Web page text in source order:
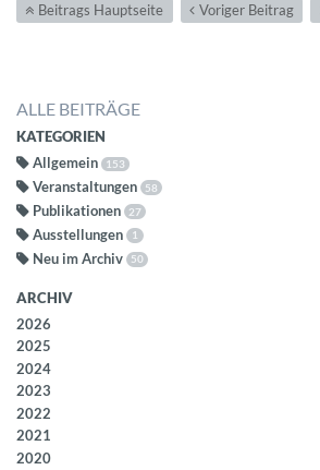
Beitrags Hauptseite Voriger Beitrag
ALLE BEITRÄGE
KATEGORIEN
Allgemein 153
Veranstaltungen 58
Publikationen 27
Ausstellungen 1
Neu im Archiv 50
ARCHIV
2026
2025
2024
2023
2022
2021
2020